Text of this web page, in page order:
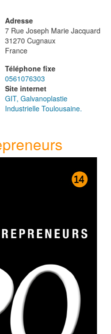
Adresse
7 Rue Joseph Marie Jacquard
31270 Cugnaux
France
Téléphone fixe
0561076303
Site internet
GIT, Galvanoplastie
Industrielle Toulousaine.